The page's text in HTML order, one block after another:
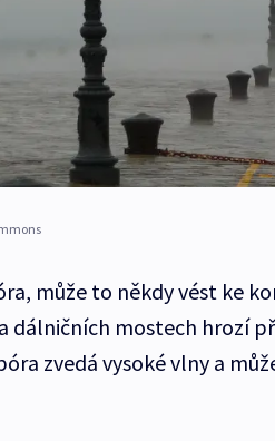
může to někdy vést ke
dálničních mostech hrozí
zvedá vysoké vlny a